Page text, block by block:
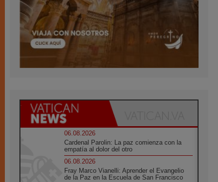
06.08.2026
Cardenal Parolin: La paz comienza con la
empatía al dolor del otro
06.08.2026
Fray Marco Vianelli: Aprender el Evangelio
de la Paz en la Escuela de San Francisco